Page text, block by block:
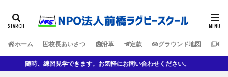
ホーム 校長あいさつ 沿革 定款 グラウンド地図 各
随時、練習見学できます。お気軽にお問い合わせください。